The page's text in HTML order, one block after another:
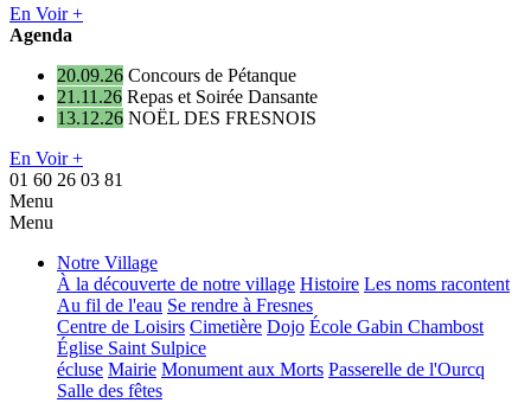
En Voir +
Agenda
20.09.26 Concours de Pétanque
21.11.26 Repas et Soirée Dansante
13.12.26 NOËL DES FRESNOIS
En Voir +
01 60 26 03 81
Menu
Menu
Notre Village
À la découverte de notre village Histoire Les noms racontent
Au fil de l'eau Se rendre à Fresnes
Centre de Loisirs Cimetière Dojo École Gabin Chambost
Église Saint Sulpice
écluse Mairie Monument aux Morts Passerelle de l'Ourcq
Salle des fêtes